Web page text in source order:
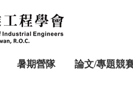
暑期營隊 論文/專題競